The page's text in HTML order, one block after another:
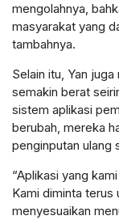
mengolahnya,
masyarakat yang
tambahnya.
Selain itu, Yan
semakin berat
sistem aplikasi
berubah, mereka
penginputan ulang
“Aplikasi yang
Kami diminta terus
menyesuaikan